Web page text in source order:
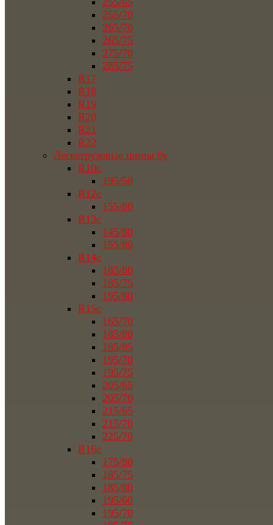
255/70
265/70
265/75
275/70
285/75
R17
R18
R19
R20
R21
R22
Легкогрузовые шины бу
R10c
195/50
R12c
155/80
R13c
145/80
155/80
R14c
185/80
185/75
195/80
R15c
165/70
185/80
185/85
195/70
195/75
205/65
205/70
215/65
215/70
225/70
R16c
175/80
185/75
185/80
195/60
195/70